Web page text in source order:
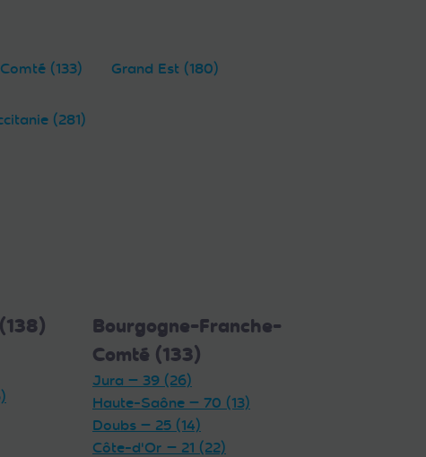
(133) Grand Est (180)
(281)
Bourgogne-Franche-
Comté (133)
Jura — 39 (26)
Haute-Saône — 70 (13)
Doubs — 25 (14)
Côte-d'Or — 21 (22)